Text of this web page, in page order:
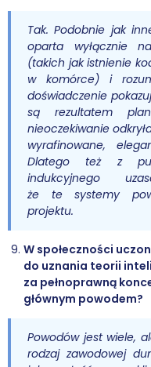
Tak. Podobnie jak
oparta wyłącznie
(takich jak istnienie
w komórce) i
doświadczenie
są rezultatem
nieoczekiwanie
wyrafinowane,
Dlatego też z
indukcyjnego
że te systemy
projektu.
W społeczności
do uznania teorii
za pełnoprawną
głównym powodem?
Powodów jest wiele,
rodzaj zawodowej